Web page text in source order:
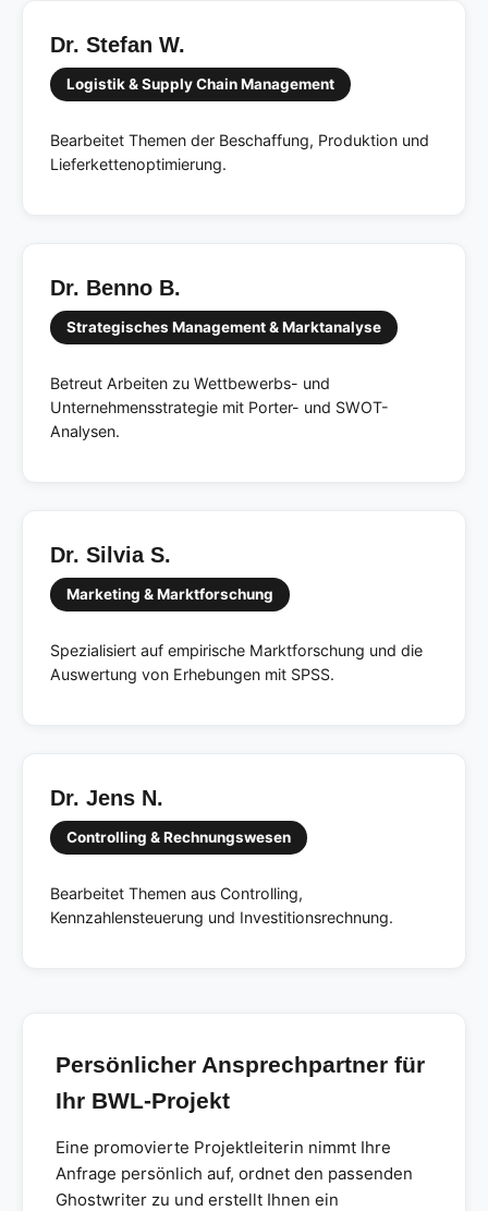
Dr. Stefan W.
Logistik & Supply Chain Management
Bearbeitet Themen der Beschaffung, Produktion und
Lieferkettenoptimierung.
Dr. Benno B.
Strategisches Management & Marktanalyse
Betreut Arbeiten zu Wettbewerbs- und
Unternehmensstrategie mit Porter- und SWOT-
Analysen.
Dr. Silvia S.
Marketing & Marktforschung
Spezialisiert auf empirische Marktforschung und die
Auswertung von Erhebungen mit SPSS.
Dr. Jens N.
Controlling & Rechnungswesen
Bearbeitet Themen aus Controlling,
Kennzahlensteuerung und Investitionsrechnung.
Persönlicher Ansprechpartner für
Ihr BWL-Projekt
Eine promovierte Projektleiterin nimmt Ihre
Anfrage persönlich auf, ordnet den passenden
Ghostwriter zu und erstellt Ihnen ein